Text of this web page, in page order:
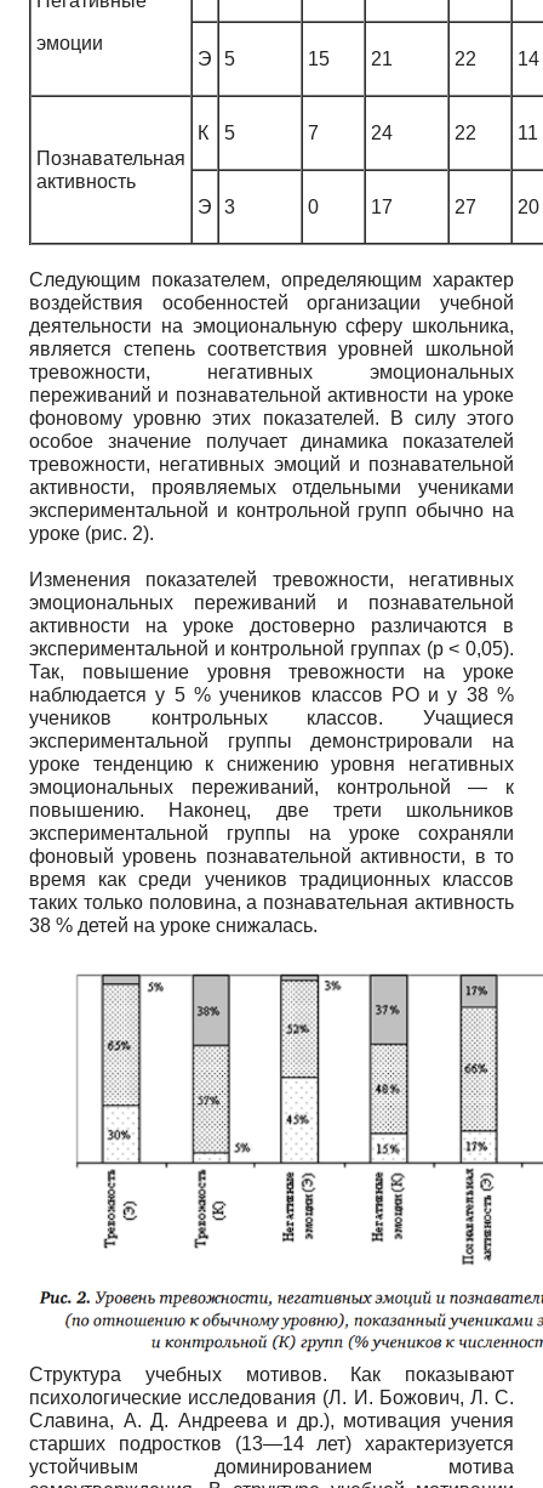
эмоции
Э 5 15 21 22 14
Познавательная
активность
К 5 7 24 22 11
Э 3 0 17 27 20
Следующим показателем, определяющим характер
воздействия особенностей организации учебной
деятельности на эмоциональную сферу школьника,
является степень соответствия уровней школьной
тревожности, негативных эмоциональных
переживаний и познавательной активности на уроке
фоновому уровню этих показателей. В силу этого
особое значение получает динамика показателей
тревожности, негативных эмоций и познавательной
активности, проявляемых отдельными учениками
экспериментальной и контрольной групп обычно на
уроке (рис. 2).
Изменения показателей тревожности, негативных
эмоциональных переживаний и познавательной
активности на уроке достоверно различаются в
экспериментальной и контрольной группах (p < 0,05).
Так, повышение уровня тревожности на уроке
наблюдается у 5 % учеников классов РО и у 38 %
учеников контрольных классов. Учащиеся
экспериментальной группы демонстрировали на
уроке тенденцию к снижению уровня негативных
эмоциональных переживаний, контрольной — к
повышению. Наконец, две трети школьников
экспериментальной группы на уроке сохраняли
фоновый уровень познавательной активности, в то
время как среди учеников традиционных классов
таких только половина, а познавательная активность
38 % детей на уроке снижалась.
Структура учебных мотивов. Как показывают
психологические исследования (Л. И. Божович, Л. С.
Славина, А. Д. Андреева и др.), мотивация учения
старших подростков (13—14 лет) характеризуется
устойчивым доминированием мотива